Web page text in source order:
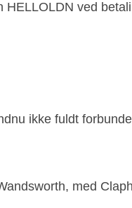
ved
ikke fuldt
med